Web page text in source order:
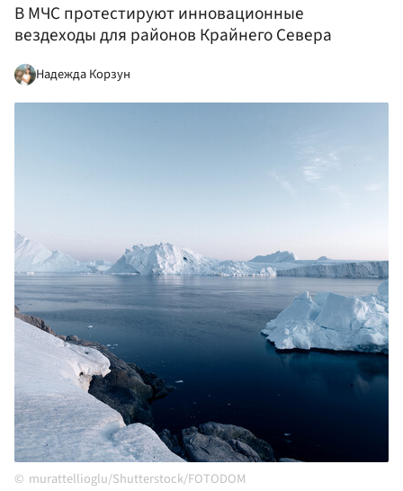
В МЧС протестируют инновационные
вездеходы для районов Крайнего Севера
Надежда Корзун
murattellioglu/Shutterstock/FOTODOM